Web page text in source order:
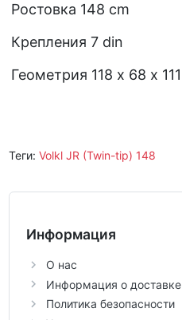
Ростовка 148 cm
Крепления 7 din
Геометрия 118 х 68 х 111
Теги: Volkl JR (Twin-tip) 148
Информация
О нас
Информация о доставке
Политика безопасности